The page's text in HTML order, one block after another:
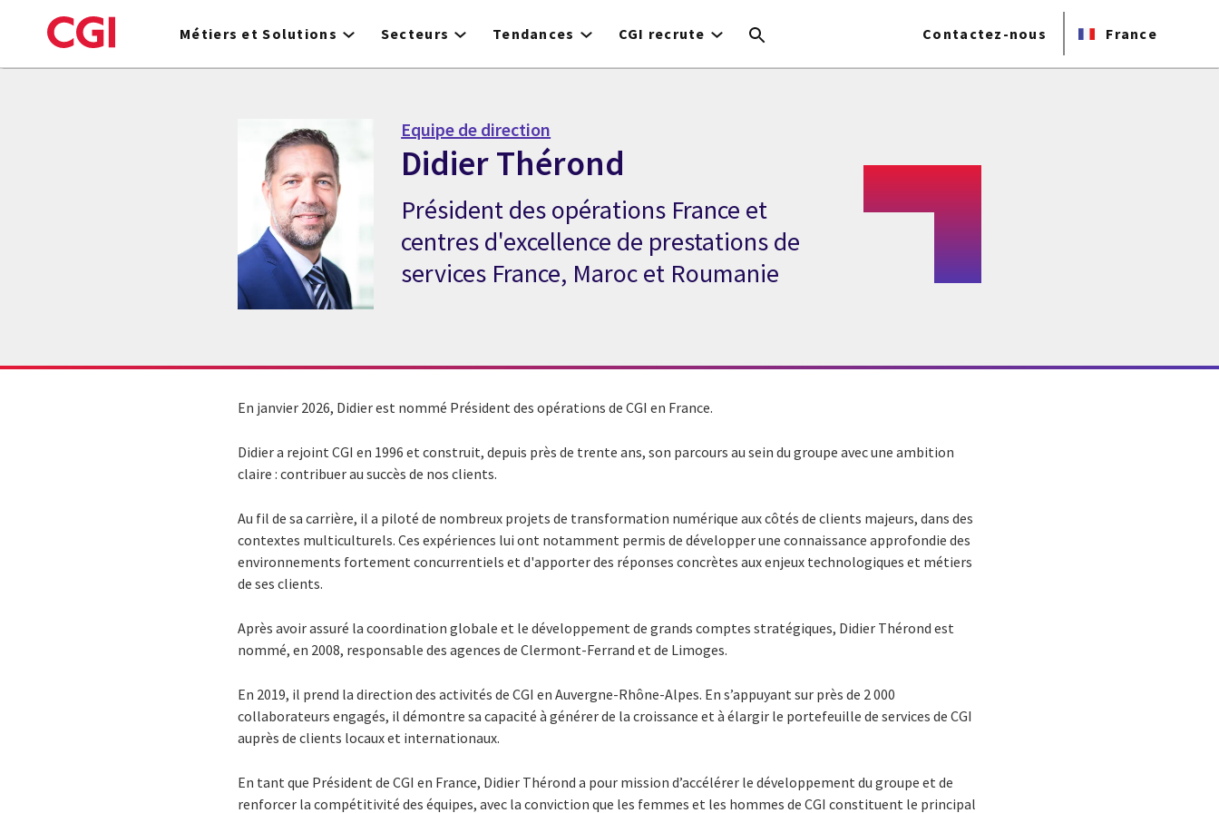
to
Métiers et Solutions Secteurs Tendances CGI recrute Contactez-nous France
Equipe de direction
Didier Thérond
Expert Didier Thérond
Président des opérations France et
centres d'excellence de prestations de
services France, Maroc et Roumanie
En janvier 2026, Didier est nommé Président des opérations de CGI en France.
Didier a rejoint CGI en 1996 et construit, depuis près de trente ans, son parcours au sein du groupe avec une ambition
claire : contribuer au succès de nos clients.
Au fil de sa carrière, il a piloté de nombreux projets de transformation numérique aux côtés de clients majeurs, dans des
contextes multiculturels. Ces expériences lui ont notamment permis de développer une connaissance approfondie des
environnements fortement concurrentiels et d'apporter des réponses concrètes aux enjeux technologiques et métiers
de ses clients.
Après avoir assuré la coordination globale et le développement de grands comptes stratégiques, Didier Thérond est
nommé, en 2008, responsable des agences de Clermont-Ferrand et de Limoges.
En 2019, il prend la direction des activités de CGI en Auvergne-Rhône-Alpes. En s’appuyant sur près de 2 000
collaborateurs engagés, il démontre sa capacité à générer de la croissance et à élargir le portefeuille de services de CGI
auprès de clients locaux et internationaux.
En tant que Président de CGI en France, Didier Thérond a pour mission d’accélérer le développement du groupe et de
renforcer la compétitivité des équipes, avec la conviction que les femmes et les hommes de CGI constituent le principal